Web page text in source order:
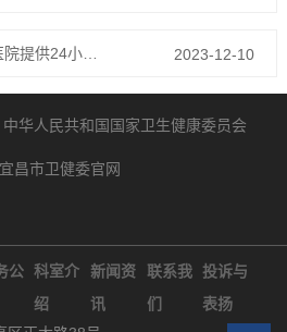
宜昌市第五人民医院提供24小时狂犬疫苗接种服务！ 2023-12-10
中华人民共和国国家卫生健康委员会
宜昌市卫健委官网
公
科室介
绍
新闻资
讯
联系我
们
投诉与
表扬